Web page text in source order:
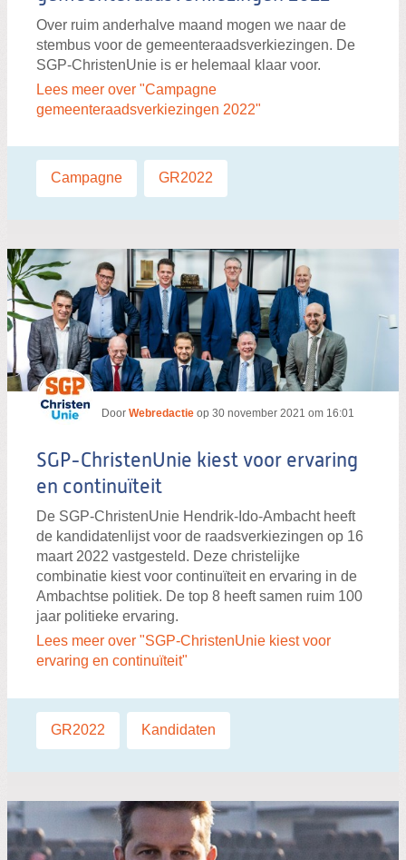
Over ruim anderhalve maand mogen we naar de
stembus voor de gemeenteraadsverkiezingen. De
SGP-ChristenUnie is er helemaal klaar voor.
Lees meer over "Campagne
gemeenteraadsverkiezingen 2022"
Labels:
Campagne GR2022
Door Webredactie op 30 november 2021 om 16:01
SGP-ChristenUnie kiest voor ervaring
en continuïteit
De SGP-ChristenUnie Hendrik-Ido-Ambacht heeft
de kandidatenlijst voor de raadsverkiezingen op 16
maart 2022 vastgesteld. Deze christelijke
combinatie kiest voor continuïteit en ervaring in de
Ambachtse politiek. De top 8 heeft samen ruim 100
jaar politieke ervaring.
Lees meer over "SGP-ChristenUnie kiest voor
ervaring en continuïteit"
Labels:
GR2022 Kandidaten